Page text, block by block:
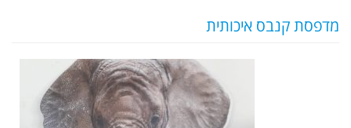
מדפסת קנבס איכותית